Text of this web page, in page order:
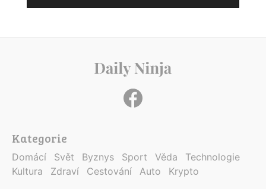
Kategorie
Domácí Svět Byznys Sport Věda
Technologie
Kultura
Zdraví Cestování Auto Krypto